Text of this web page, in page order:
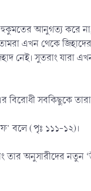
আনুগত্য করে
এখন থেকে জিহাদের
সুতরাং যারা এখন
সবকিছুকে
বলে (পৃঃ ১১১-১২)।
তার অনুসারীদের নতুন